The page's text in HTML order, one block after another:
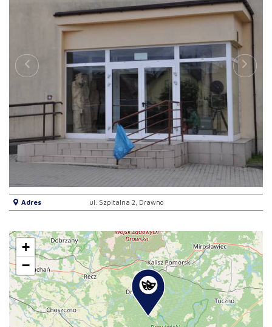
Adres ul. Szpitalna 2, Drawno
+
−